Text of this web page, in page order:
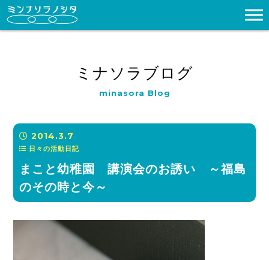
ミナソラブログ
minasora Blog
2014.3.7
日々の活動日記
まこと幼稚園 講演会のお誘い ～福島
のその時と今～